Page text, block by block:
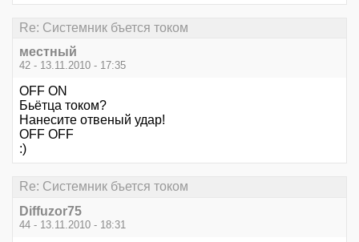
Re: Системник бъется током
местный
42 - 13.11.2010 - 17:35
OFF ON
Бьётца током?
Нанесите отвеный удар!
OFF OFF
:)
Re: Системник бъется током
Diffuzor75
44 - 13.11.2010 - 18:31